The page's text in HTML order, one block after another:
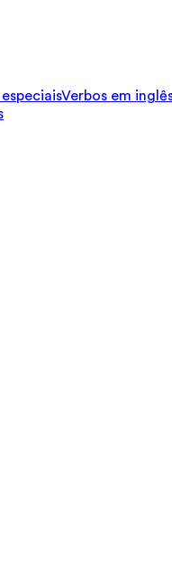
Verbos em